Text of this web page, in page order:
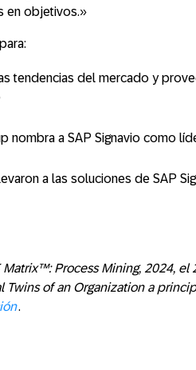
en objetivos.»
tendencias del mercado y
nombra a SAP Signavio como
a las soluciones de SAP
Process Mining, 2024,
Twins of an Organization a
.